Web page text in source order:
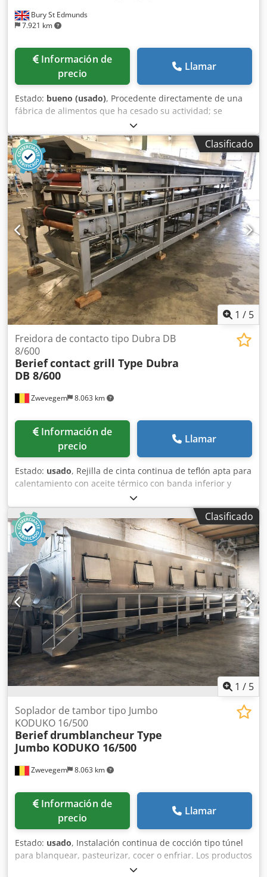
Bury St Edmunds
7.921 km
Información de
precio
Llamar
Estado: bueno (usado), Procedente directamente de una
fábrica de alimentos que ha cesado su actividad; se
utilizaba para freír huevos escoceses. Las dimensiones se
indicarán a continuación. La máquina parece idéntica a la
freidora HeatWave de Heat and Control, por lo que
creemos que podría haber sido fabricada bajo licencia de
Heat and Control. Se puede suministrar como un sistema
que incluye un gran depósito doble para aceite, tanto para
aceite nuevo como usado, y un prefiltro de tambor Berief.
Esta máquina no tiene una correa superior de sujeción.
Dcodpfx Ahezmy Aijtek
Clasificado
1 / 5
Zwevegem 8.063 km
Freidora de contacto tipo Dubra DB
8/600
Beriefcontact grill Type Dubra
DB 8/600
Información de
precio
Llamar
Estado: usado, Rejilla de cinta continua de teflón apta para
calentamiento con aceite térmico con banda inferior y
superior : rejilla de contacto inferior y superior ancho de
vía 600 mm velocidad infinitamente variable Dsdpfxezk
Dyto Ahtock altura del producto regulable eléctrica y
progresivamente longitud efectiva 6.800 mm longitud total
9.300 mm Anchura total 1.500 mm Peso : 5.700 kg
Clasificado
1 / 5
Zwevegem 8.063 km
Soplador de tambor tipo Jumbo
KODUKO 16/500
Beriefdrumblancheur Type
Jumbo KODUKO 16/500
Información de
precio
Llamar
Estado: usado, Instalación continua de cocción tipo túnel
para blanquear, pasteurizar, cocer o enfriar. Los productos
se transportan suavemente a través del agua dentro de un